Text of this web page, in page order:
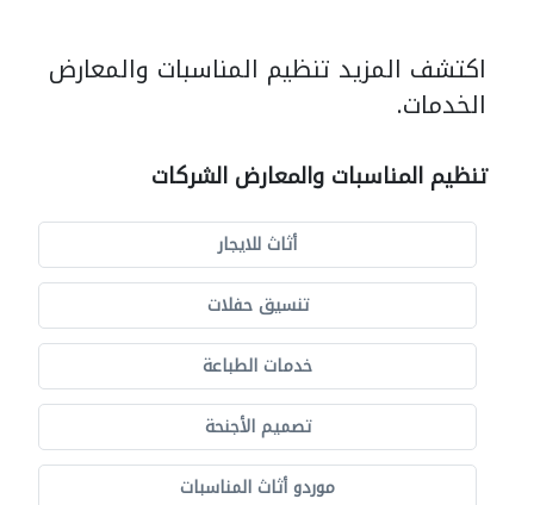
اكتشف المزيد تنظيم المناسبات والمعارض
الخدمات.
تنظيم المناسبات والمعارض الشركات
أثاث للايجار
تنسيق حفلات
خدمات الطباعة
تصميم الأجنحة
موردو أثاث المناسبات